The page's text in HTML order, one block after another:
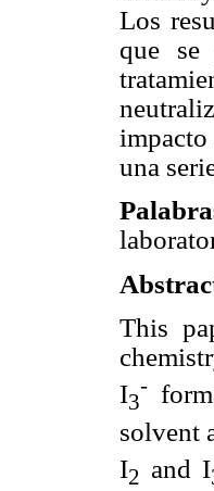
Los
que se
una
This
I3
-
solvent
I2 and I